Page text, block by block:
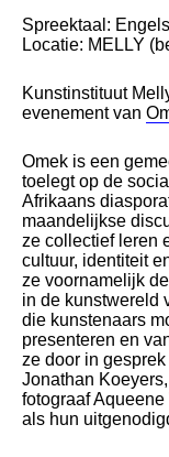
Spreektaal: Engels
Locatie: MELLY
Kunstinstituut
evenement van
Omek is een
toelegt op de
Afrikaans
maandelijkse
ze collectief leren
cultuur, identiteit
ze voornamelijk
in de kunstwereld
die kunstenaars
presenteren en
ze door in
Jonathan
fotograaf
als hun